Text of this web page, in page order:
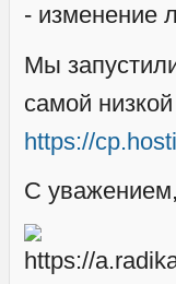
- изменение
Мы
самой
https://
С